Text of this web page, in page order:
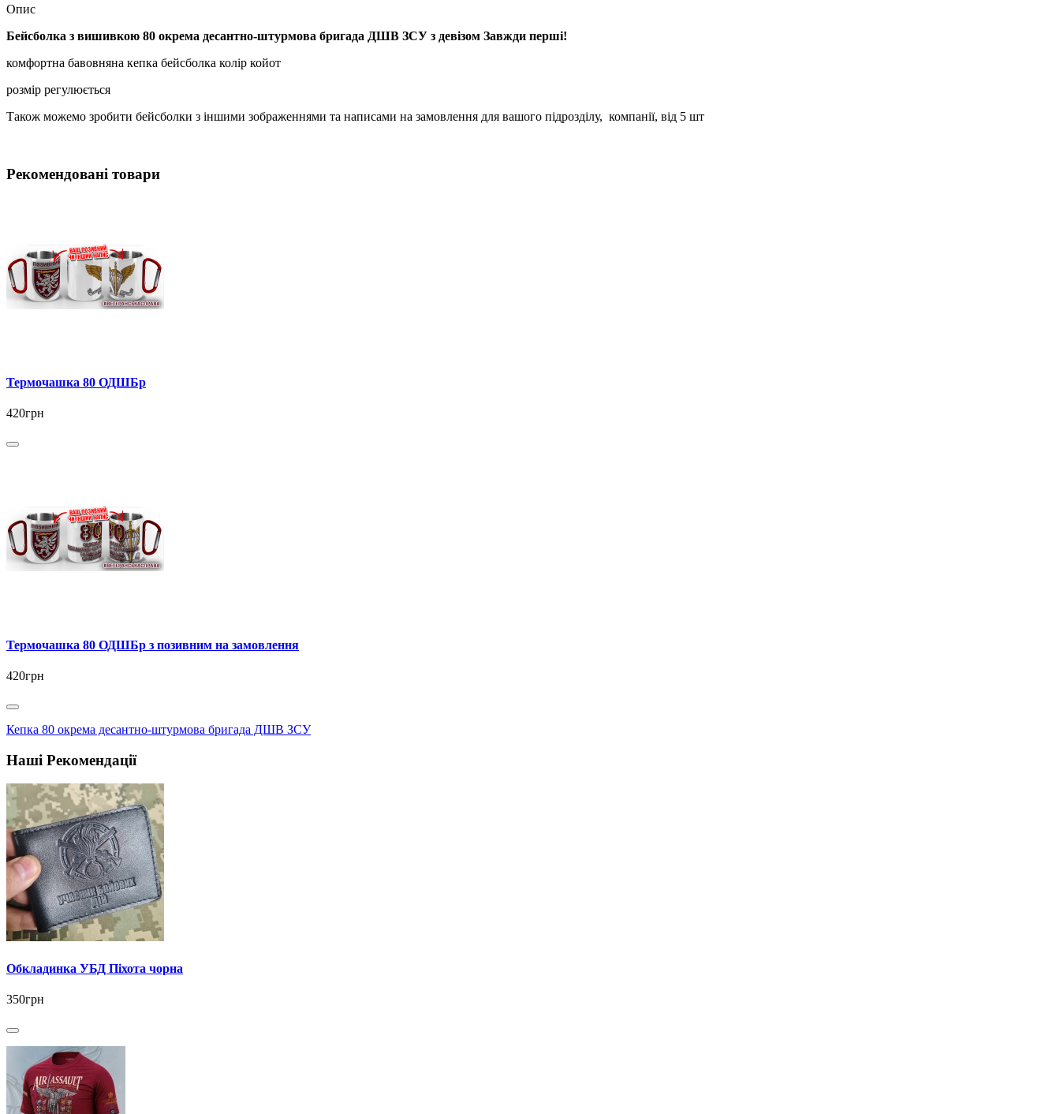
Опис
Бейсболка з вишивкою 80 окрема десантно-штурмова бригада ДШВ ЗСУ з девізом Завжди перші!
комфортна бавовняна кепка бейсболка колір койот
розмір регулюється
Також можемо зробити бейсболки з іншими зображеннями та написами на замовлення для вашого підрозділу, компанії, від 5 шт
Рекомендовані товари
Термочашка 80 ОДШБр
420грн
Термочашка 80 ОДШБр з позивним на замовлення
420грн
Кепка 80 окрема десантно-штурмова бригада ДШВ ЗСУ
Наші Рекомендації
Обкладинка УБД Піхота чорна
350грн